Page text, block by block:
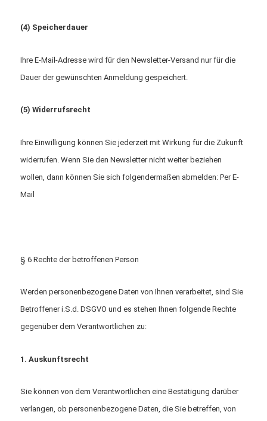
(4) Speicherdauer
Ihre E-Mail-Adresse wird für den Newsletter-Versand nur für die
Dauer der gewünschten Anmeldung gespeichert.
(5) Widerrufsrecht
Ihre Einwilligung können Sie jederzeit mit Wirkung für die Zukunft
widerrufen. Wenn Sie den Newsletter nicht weiter beziehen
wollen, dann können Sie sich folgendermaßen abmelden: Per E-
Mail
§ 6 Rechte der betroffenen Person
Werden personenbezogene Daten von Ihnen verarbeitet, sind Sie
Betroffener i.S.d. DSGVO und es stehen Ihnen folgende Rechte
gegenüber dem Verantwortlichen zu:
1. Auskunftsrecht
Sie können von dem Verantwortlichen eine Bestätigung darüber
verlangen, ob personenbezogene Daten, die Sie betreffen, von